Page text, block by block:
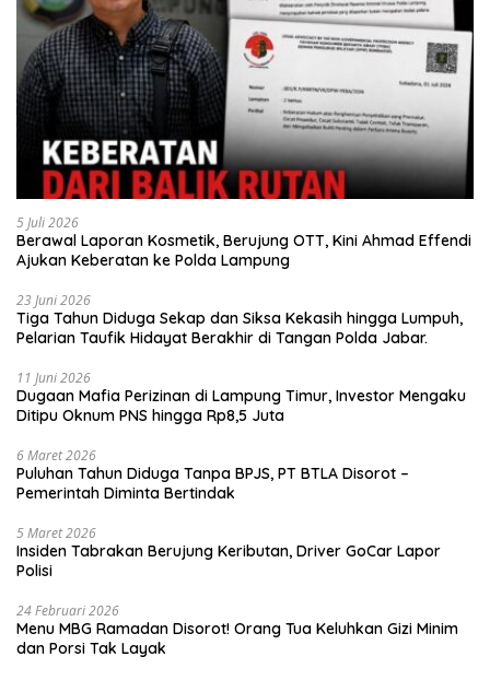
5 Juli 2026
Berawal Laporan Kosmetik, Berujung OTT, Kini Ahmad Effendi
Ajukan Keberatan ke Polda Lampung
23 Juni 2026
Tiga Tahun Diduga Sekap dan Siksa Kekasih hingga Lumpuh,
Pelarian Taufik Hidayat Berakhir di Tangan Polda Jabar.
11 Juni 2026
Dugaan Mafia Perizinan di Lampung Timur, Investor Mengaku
Ditipu Oknum PNS hingga Rp8,5 Juta
6 Maret 2026
Puluhan Tahun Diduga Tanpa BPJS, PT BTLA Disorot –
Pemerintah Diminta Bertindak
5 Maret 2026
Insiden Tabrakan Berujung Keributan, Driver GoCar Lapor
Polisi
24 Februari 2026
Menu MBG Ramadan Disorot! Orang Tua Keluhkan Gizi Minim
dan Porsi Tak Layak